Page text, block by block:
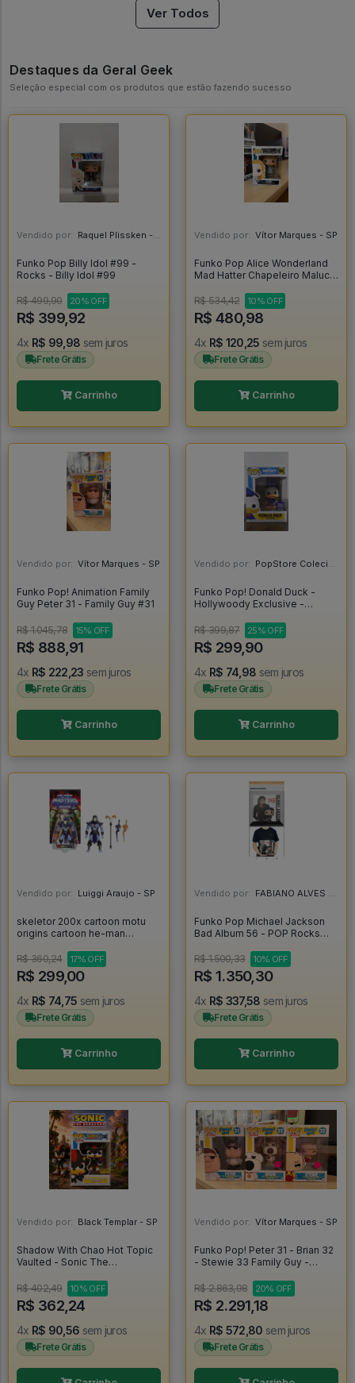
Ver Todos
Destaques da Geral Geek
Seleção especial com os produtos que estão fazendo sucesso
Vendido por: Raquel Plissken - SP
Funko Pop Billy Idol #99 -
Rocks - Billy Idol #99
R$ 499,90 20% OFF
R$ 399,92
4x R$ 99,98 sem juros
Frete Grátis
Carrinho
Vendido por: Vítor Marques - SP
Funko Pop Alice Wonderland
Mad Hatter Chapeleiro Maluco
Maravilhas #177
R$ 534,42 10% OFF
R$ 480,98
4x R$ 120,25 sem juros
Frete Grátis
Carrinho
Vendido por: Vítor Marques - SP
Funko Pop! Animation Family
Guy Peter 31 - Family Guy #31
R$ 1.045,78 15% OFF
R$ 888,91
4x R$ 222,23 sem juros
Frete Grátis
Carrinho
Vendido por: PopStore Colecionáveis - MG
Funko Pop! Donald Duck -
Hollywoody Exclusive -
#984
R$ 399,87 25% OFF
R$ 299,90
4x R$ 74,98 sem juros
Frete Grátis
Carrinho
Vendido por: Luiggi Araujo - SP
skeletor 200x cartoon motu
origins cartoon he-man
cartoon esqueleto keldor
heman - Masters Of The
Universe
R$ 360,24 17% OFF
R$ 299,00
4x R$ 74,75 sem juros
Frete Grátis
Carrinho
Vendido por: FABIANO ALVES - RJ
Funko Pop Michael Jackson
Bad Album 56 - POP Rocks
R$ 1.500,33
10% OFF
R$ 1.350,30
4x R$ 337,58 sem juros
Frete Grátis
Carrinho
Vendido por: Black Templar - SP
Shadow With Chao Hot Topic
Vaulted - Sonic The
R$ 402,49
10% OFF
R$ 362,24
4x R$ 90,56 sem juros
Frete Grátis
Vendido por: Vítor Marques - SP
Funko Pop! Peter 31 - Brian 32
- Stewie 33 Family Guy -
R$ 2.863,98
20% OFF
R$ 2.291,18
4x R$ 572,80 sem juros
Frete Grátis